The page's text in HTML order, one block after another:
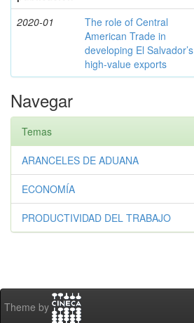
2020-01
The role of Central
American Trade in
developing El Salvador’s
high-value exports
Navegar
Temas
ARANCELES DE ADUANA
ECONOMÍA
PRODUCTIVIDAD DEL TRABAJO
Theme by